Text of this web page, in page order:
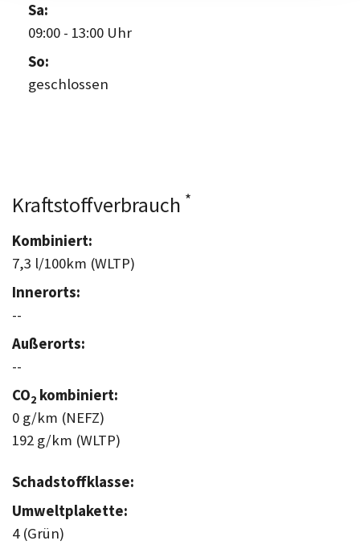
Sa:
09:00 - 13:00 Uhr
So:
geschlossen
Kraftstoffverbrauch *
Kombiniert:
7,3 l/100km (WLTP)
Innerorts:
--
Außerorts:
--
CO2 kombiniert:
0 g/km (NEFZ)
192 g/km (WLTP)
Schadstoffklasse:
Umweltplakette:
4 (Grün)